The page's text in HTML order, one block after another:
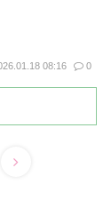
08:16 0
次